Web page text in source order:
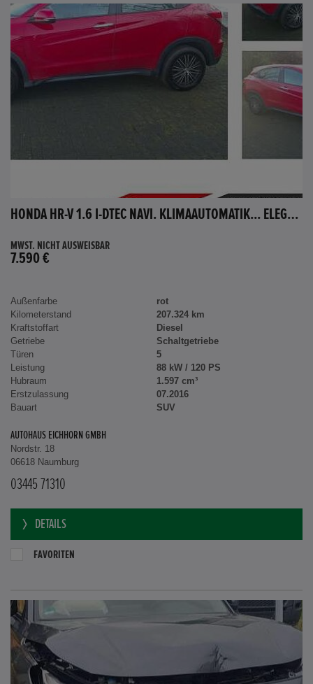
HONDA HR-V 1.6 I-DTEC NAVI. KLIMAAUTOMATIK... ELEGANCE
MWST. NICHT AUSWEISBAR
7.590 €
Außenfarbe
rot
Kilometerstand
207.324 km
Kraftstoffart
Diesel
Getriebe
Schaltgetriebe
Türen
5
Leistung
88 kW / 120 PS
Hubraum
1.597 cm³
Erstzulassung
07.2016
Bauart
SUV
AUTOHAUS EICHHORN GMBH
Nordstr. 18
06618 Naumburg
03445 71310
DETAILS
FAVORITEN